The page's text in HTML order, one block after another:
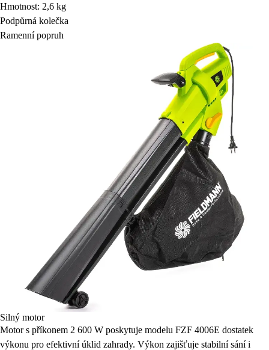
Hmotnost: 2,6 kg
Podpůrná kolečka
Ramenní popruh
Silný motor
Motor s příkonem 2 600 W poskytuje modelu FZF 4006E dostatek
výkonu pro efektivní úklid zahrady. Výkon zajišťuje stabilní sání i